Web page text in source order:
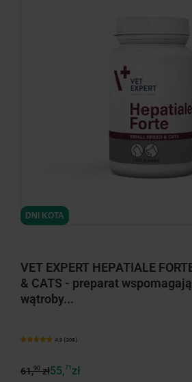
DNI KOTA
VET EXPERT HEPATIALE
& CATS - preparat
wątroby...
4.9 (208)
61,90zł55,71 zł